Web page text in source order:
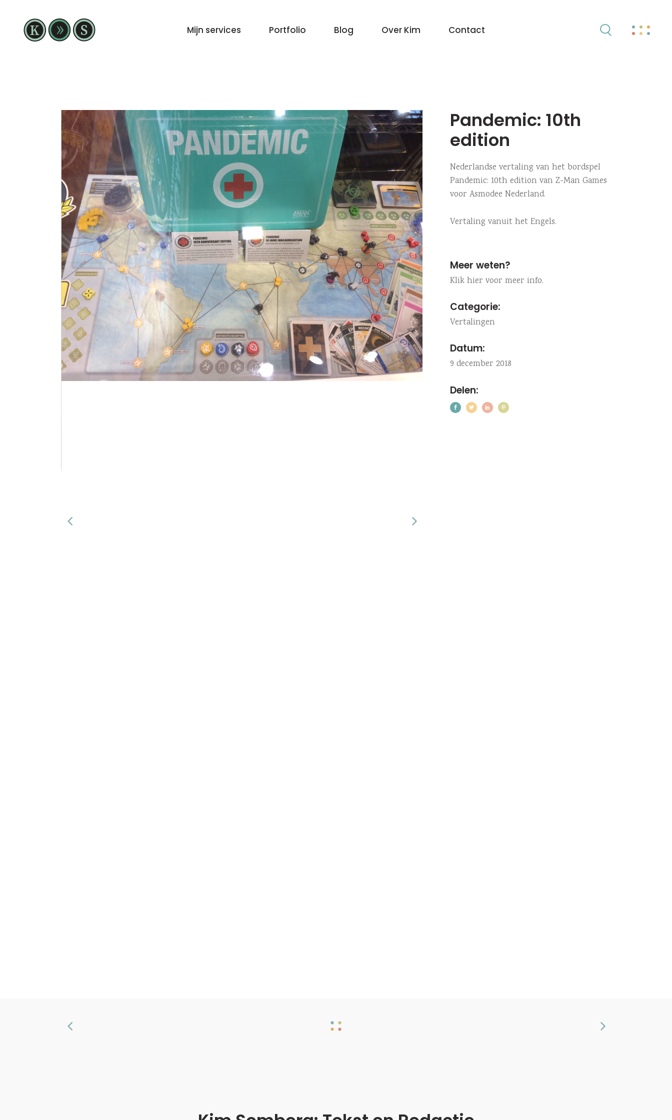
Mijn services Portfolio Blog Over Kim Contact
Pandemic: 10th
edition
Nederlandse vertaling van het bordspel
Pandemic: 10th edition van Z-Man Games
voor Asmodee Nederland.
Vertaling vanuit het Engels.
Meer weten?
Klik hier voor meer info.
Categorie:
Vertalingen
Datum:
9 december 2018
Delen: